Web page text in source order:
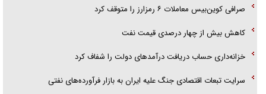
صرافی کوین‌بیس معاملات ۶ رمزارز را متوقف کرد
کاهش بیش از چهار درصدی قیمت نفت
خزانه‌داری حساب دریافت درآمد‌های دولت را شفاف کرد
سرایت تبعات اقتصادی جنگ علیه ایران به بازار فرآورده‌های نفتی